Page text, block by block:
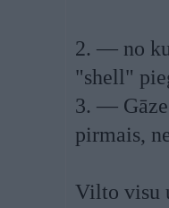
2. — no
"shell"
3. —
pirmais,
Vilto visu